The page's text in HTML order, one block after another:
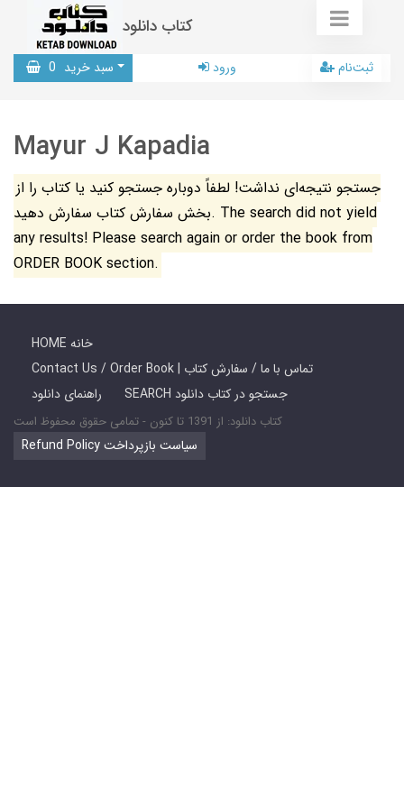
کتاب دانلود
سبد خرید 0 ورود ثبت‌نام
Mayur J Kapadia
جستجو نتیجه‌ای نداشت! لطفاً دوباره جستجو کنید یا کتاب را از
بخش سفارش کتاب سفارش دهید. The search did not yield
any results! Please search again or order the book from
ORDER BOOK section.
HOME خانه
Contact Us / Order Book | تماس با ما / سفارش کتاب
راهنمای دانلود
SEARCH جستجو در کتاب دانلود
کتاب دانلود: از 1391 تا کنون - تمامی حقوق محفوظ است
Refund Policy سیاست بازپرداخت